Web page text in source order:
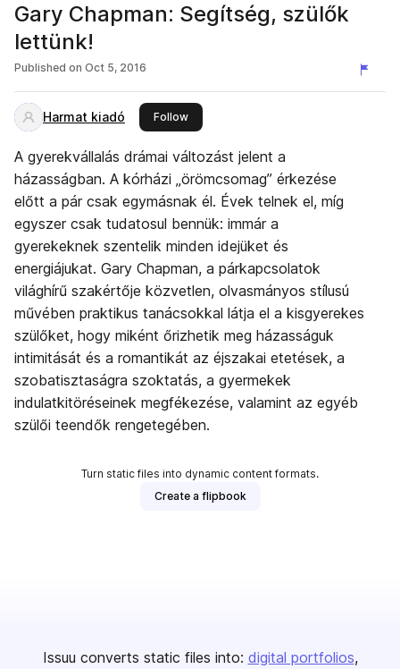
Gary Chapman: Segítség, szülők
lettünk!
Published on Oct 5, 2016
Harmat kiadó Followthis publisher
A gyerekvállalás drámai változást jelent a
házasságban. A kórházi „örömcsomag” érkezése
előtt a pár csak egymásnak él. Évek telnek el, míg
egyszer csak tudatosul bennük: immár a
gyerekeknek szentelik minden idejüket és
energiájukat. Gary Chapman, a párkapcsolatok
világhírű szakértője közvetlen, olvasmányos stílusú
művében praktikus tanácsokkal látja el a kisgyerekes
szülőket, hogy miként őrizhetik meg házasságuk
intimitását és a romantikát az éjszakai etetések, a
szobatisztaságra szoktatás, a gyermekek
indulatkitöréseinek megfékezése, valamint az egyéb
szülői teendők rengetegében.
Turn static files into dynamic content formats.
Create a flipbook
Issuu converts static files into: digital portfolios